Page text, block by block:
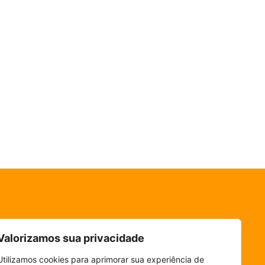
sua privacidade
cookies para aprimorar sua experiência de